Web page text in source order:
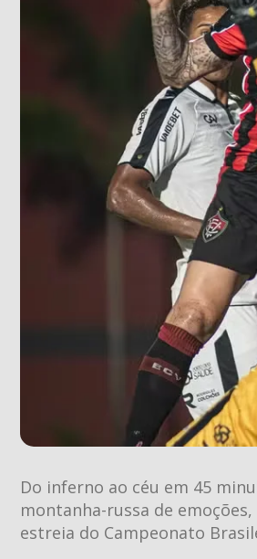
Do inferno ao céu em 45
montanha-russa de
estreia do Campeonato